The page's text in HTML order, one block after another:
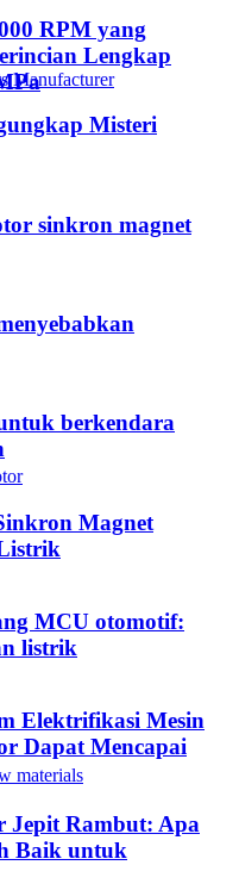
RPM yang
Lengkap
Misteri
sinkron magnet
berkendara
Magnet
MCU otomotif:
listrik
Elektrifikasi Mesin
Dapat Mencapai
Jepit Rambut: Apa
Baik untuk